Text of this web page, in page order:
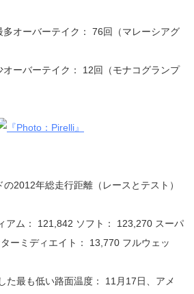
多オーバーテイク： 76回（マレーシアグ
オーバーテイク： 12回（モナコグランプ
の2012年総走行距離（レースとテスト）
アム： 121,842 ソフト： 123,270 スーパ
ーミディエイト： 13,770 フルウェッ
た最も低い路面温度： 11月17日、アメ